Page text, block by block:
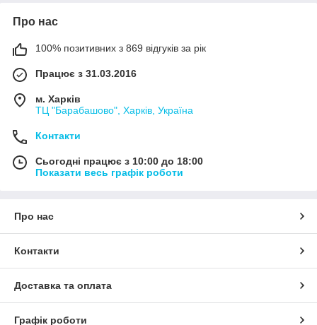
Про нас
100% позитивних з 869 відгуків за рік
Працює з 31.03.2016
м. Харків
ТЦ "Барабашово", Харків, Україна
Контакти
Сьогодні працює з 10:00 до 18:00
Показати весь графік роботи
Про нас
Контакти
Доставка та оплата
Графік роботи